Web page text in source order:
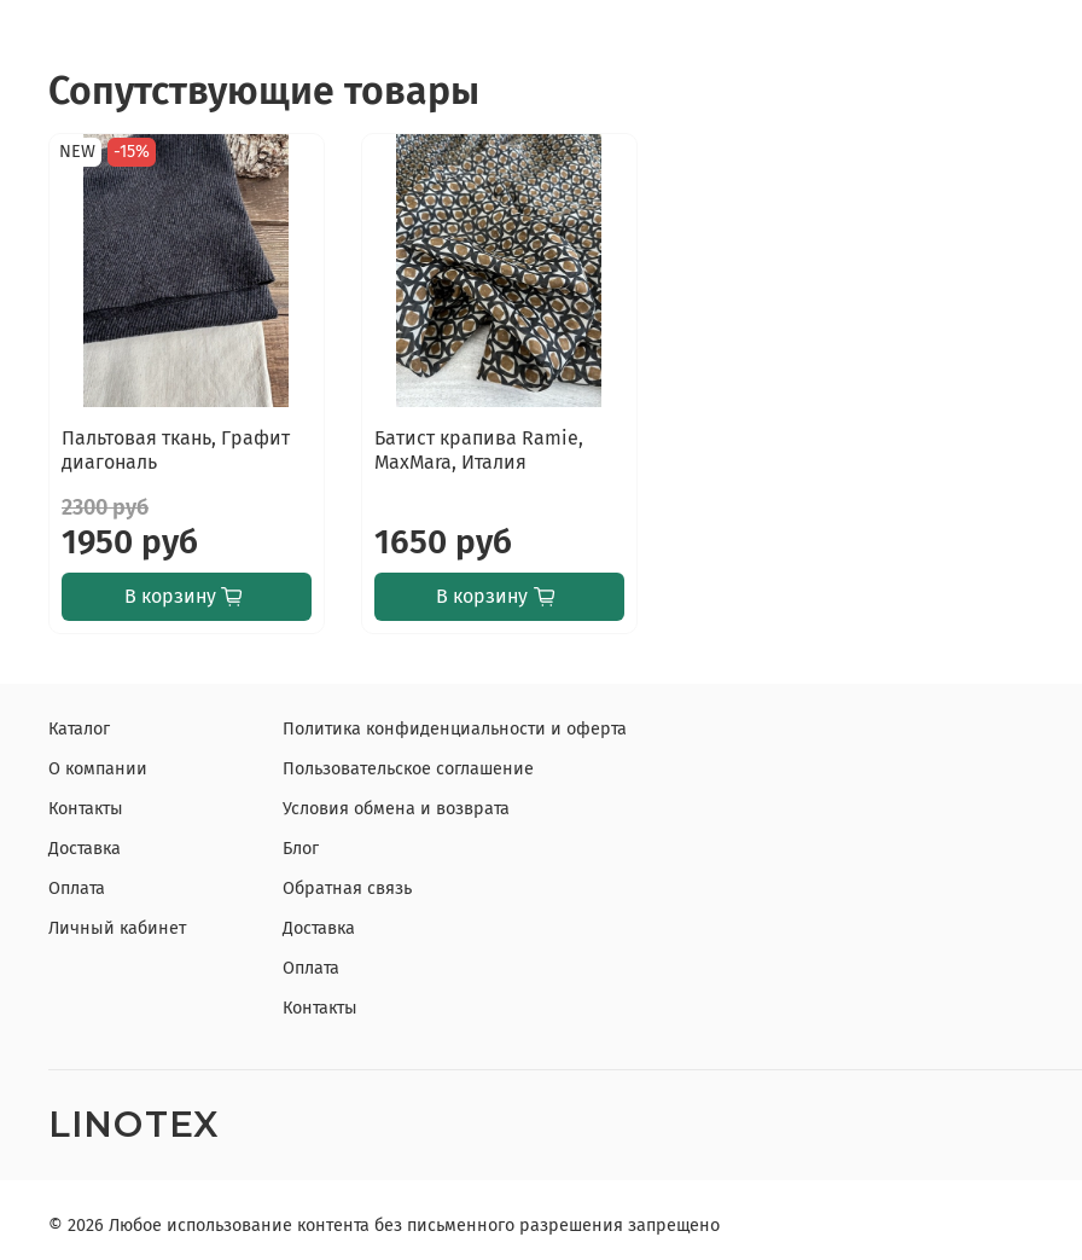
Сопутствующие товары
NEW -15%
Пальтовая ткань, Графит
диагональ
2300 руб
1950 руб
В корзину
Батист крапива Ramie,
MaxMara, Италия
1650 руб
В корзину
Каталог
О компании
Контакты
Доставка
Оплата
Личный кабинет
Политика конфиденциальности и оферта
Пользовательское соглашение
Условия обмена и возврата
Блог
Обратная связь
Доставка
Оплата
Контакты
LINOTEX
© 2026 Любое использование контента без письменного разрешения запрещено